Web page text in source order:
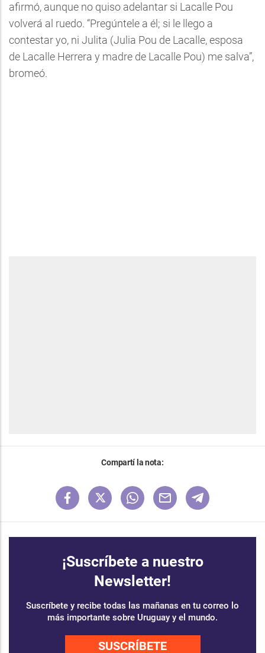
afirmó, aunque no quiso adelantar si Lacalle Pou
volverá al ruedo. “Pregúntele a él; si le llego a
contestar yo, ni Julita (Julia Pou de Lacalle, esposa
de Lacalle Herrera y madre de Lacalle Pou) me salva”,
bromeó.
Compartí la nota:
¡Suscríbete a nuestro
Newsletter!
Suscríbete y recibe todas las mañanas en tu correo lo
más importante sobre Uruguay y el mundo.
SUSCRÍBETE